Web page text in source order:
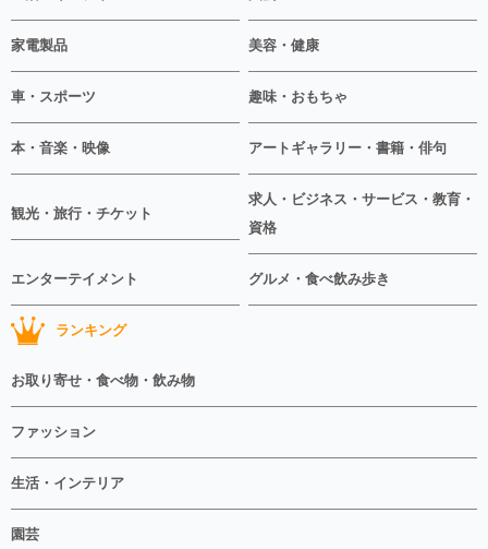
家電製品 美容・健康
車・スポーツ 趣味・おもちゃ
本・音楽・映像 アートギャラリー・書籍・俳句
観光・旅行・チケット
求人・ビジネス・サービス・教育・
資格
エンターテイメント グルメ・食べ飲み歩き
ランキング
お取り寄せ・食べ物・飲み物
ファッション
生活・インテリア
園芸